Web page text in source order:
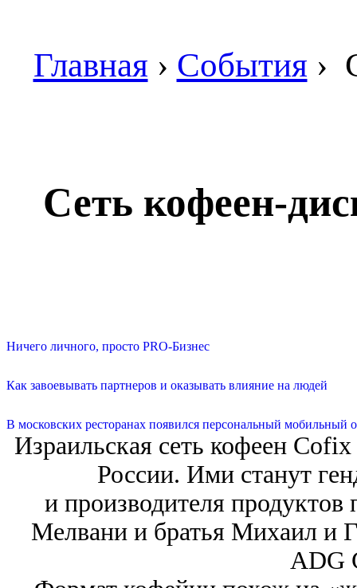
Главная › События ›
Сеть кофеен-
Ничего личного, просто PRO-Бизнес
Как завоевывать партнеров и оказывать влияние на людей
В московских ресторанах появился персональный мобильный
Израильская сеть кофеен
России. Ими станут
и производителя
Мелвани и братья Михаил и
ADG